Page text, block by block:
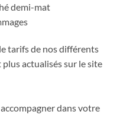
demi-mat
tarifs de nos différents
actualisés sur le site
dans votre